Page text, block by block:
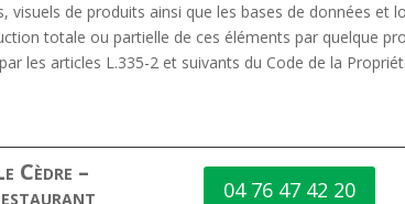
visuels de produits ainsi que les bases de données et
totale ou partielle de ces éléments par quelque
les articles L.335-2 et suivants du Code de la
Cèdre –
04 76 47 42 20